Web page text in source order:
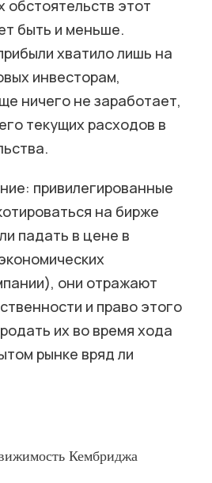
этот
быть и меньше.
хватило лишь на
инвесторам,
ничего не заработает,
текущих расходов в
привилегированные
на бирже
падать в цене в
они отражают
и право этого
их во время хода
рынке вряд ли
Кембриджа